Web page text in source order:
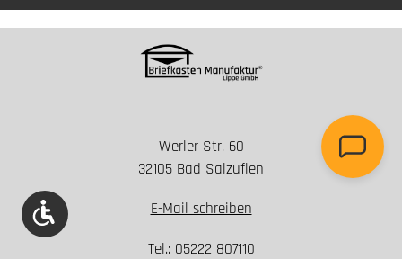
Werler Str. 60
32105 Bad Salzuflen
E-Mail schreiben
Tel.: 05222 807110
Werkzeugleiste anzeigen